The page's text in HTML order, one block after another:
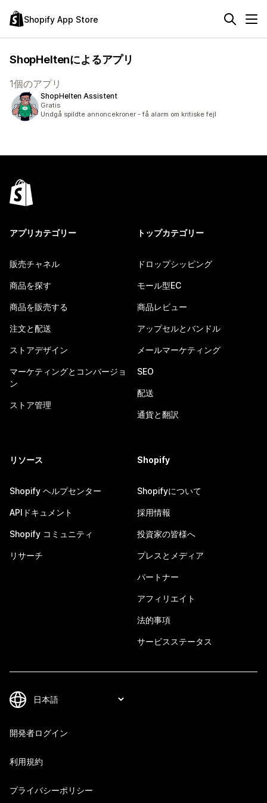
Shopify App Store
ShopHeltenによるアプリ
1個のアプリ
ShopHelten Assistent
Gratis
Undgå spildte annoncekroner - få alarm om kritiske fejl
アプリカテゴリー
販売チャネル
商品を探す
商品を販売する
注文と配送
ストアデザイン
マーケティングとコンバージョ
ン
ストア管理
トップカテゴリー
ドロップシッピング
モール型EC
商品レビュー
アップセルとバンドル
メールマーケティング
SEO
配送
通貨と翻訳
リソース
Shopify ヘルプセンター
APIドキュメント
Shopify コミュニティ
リサーチ
Shopify
Shopifyについて
採用情報
投資家の皆様へ
プレスとメディア
パートナー
アフィリエイト
法的事項
サービスステータス
開発者ログイン
利用規約
プライバシーポリシー